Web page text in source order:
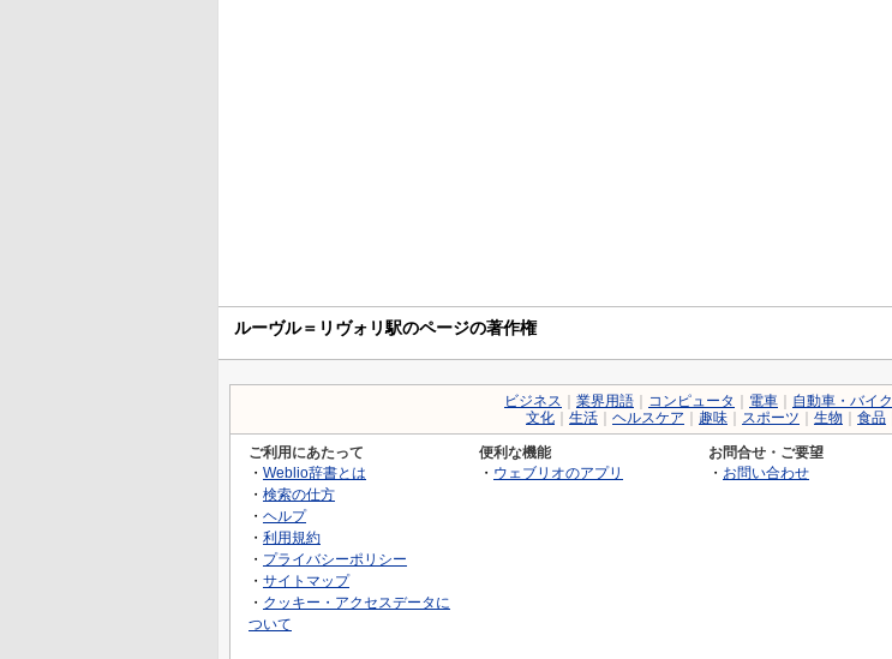
ルーヴル＝リヴォリ駅のページの著作権
ビジネス 業界用語 コンピュータ 電車 自動車・バイク
文化
生活 ヘルスケア 趣味 スポーツ 生物 食品
ご利用にあたって
・ Weblio辞書とは
・ 検索の仕方
・ ヘルプ
・ 利用規約
・ プライバシーポリシー
・ サイトマップ
・ クッキー・アクセスデータに
ついて
便利な機能
・ ウェブリオのアプリ
お問合せ・ご要望
・ お問い合わせ